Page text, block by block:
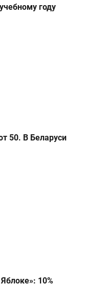
году
50. В Беларуси
10%